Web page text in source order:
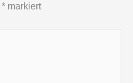
* markiert